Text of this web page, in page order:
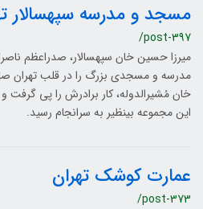
مسجد و مدرسه سپهسالار
/post-397
میرزا حسین خان سپهسالار، صدراعظم
مدرسه و مسجدی بزرگ را در قلب تهران
خان مُشیرالدوله، کار برادرش را پی
این مجموعه بی‎نظیر به سرانجام رسید.
عمارت کوشک تهران
/post-373